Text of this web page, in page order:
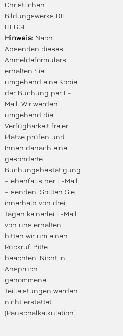
Christlichen
Bildungswerks DIE
HEGGE.
Hinweis: Nach
Absenden dieses
Anmeldeformulars
erhalten Sie
umgehend eine Kopie
der Buchung per E-
Mail. Wir werden
umgehend die
Verfügbarkeit freier
Plätze prüfen und
Ihnen danach eine
gesonderte
Buchungsbestätigung
– ebenfalls per E-Mail
– senden. Sollten Sie
innerhalb von drei
Tagen keinerlei E-Mail
von uns erhalten
bitten wir um einen
Rückruf. Bitte
beachten: Nicht in
Anspruch
genommene
Teilleistungen werden
nicht erstattet
(Pauschalkalkulation).